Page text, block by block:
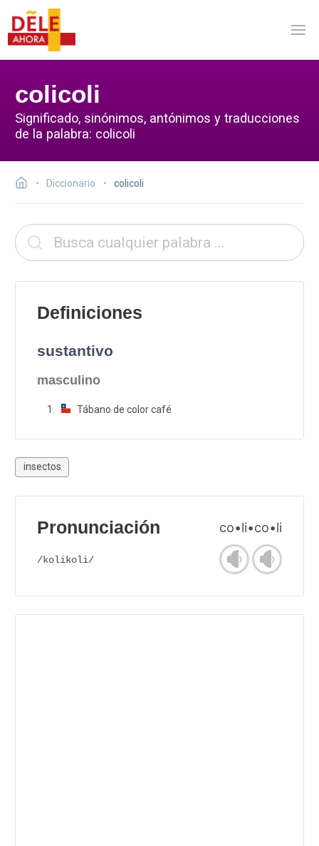
colicoli
Significado, sinónimos, antónimos y traducciones
de la palabra: colicoli
Diccionario colicoli
Definiciones
sustantivo
masculino
Tábano de color café
insectos
Pronunciación co•li•co•li
/kolikoli/